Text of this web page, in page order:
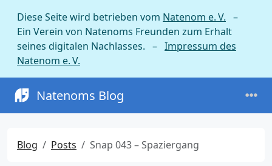
Diese Seite wird betrieben vom Natenom e. V. –
Ein Verein von Natenoms Freunden zum Erhalt
seines digitalen Nachlasses. – Impressum des
Natenom e. V.
Natenoms Blog
Blog Posts Snap 043 – Spaziergang